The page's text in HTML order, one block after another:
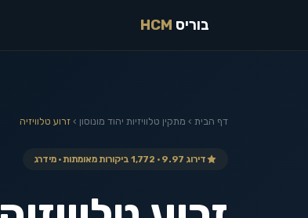
בוריס HCM
דף הבית › מתקין טלוויזיות יהוד מונוסון › זרוע טלוויזיה
דירוג 9.97 · 1,772 ביקורות מאומתות · מידרג